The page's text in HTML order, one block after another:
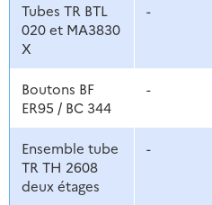
Tubes TR BTL
020 et MA3830
X
-
Boutons BF
ER95 / BC 344
-
Ensemble tube
TR TH 2608
deux étages
-